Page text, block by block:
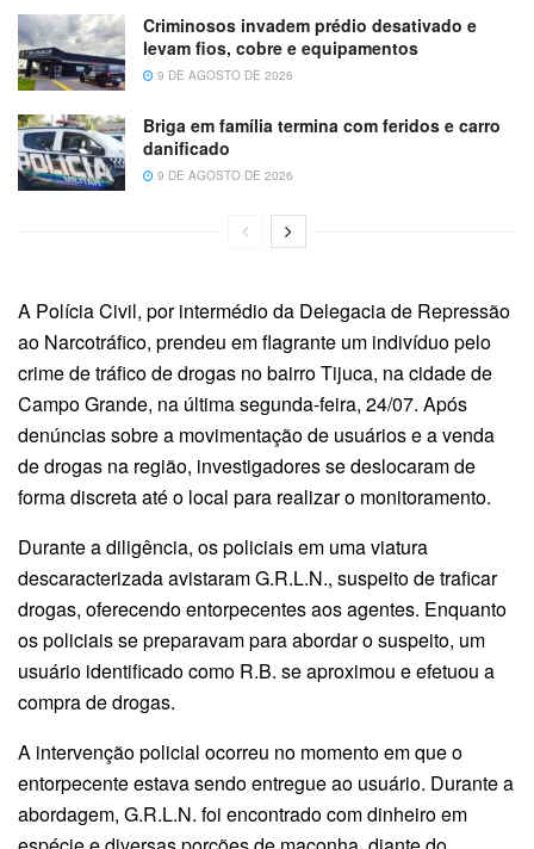
Criminosos invadem prédio desativado e
levam fios, cobre e equipamentos
9 DE AGOSTO DE 2026
Briga em família termina com feridos e carro
danificado
9 DE AGOSTO DE 2026
A Polícia Civil, por intermédio da Delegacia de Repressão
ao Narcotráfico, prendeu em flagrante um indivíduo pelo
crime de tráfico de drogas no bairro Tijuca, na cidade de
Campo Grande, na última segunda-feira, 24/07. Após
denúncias sobre a movimentação de usuários e a venda
de drogas na região, investigadores se deslocaram de
forma discreta até o local para realizar o monitoramento.
Durante a diligência, os policiais em uma viatura
descaracterizada avistaram G.R.L.N., suspeito de traficar
drogas, oferecendo entorpecentes aos agentes. Enquanto
os policiais se preparavam para abordar o suspeito, um
usuário identificado como R.B. se aproximou e efetuou a
compra de drogas.
A intervenção policial ocorreu no momento em que o
entorpecente estava sendo entregue ao usuário. Durante a
abordagem, G.R.L.N. foi encontrado com dinheiro em